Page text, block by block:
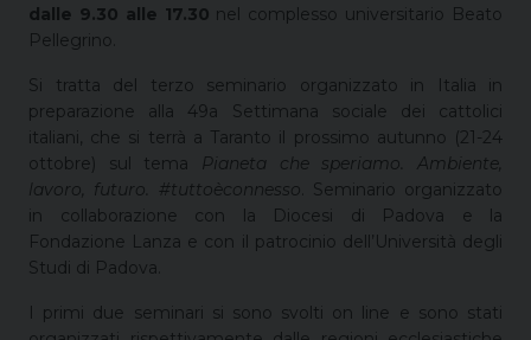
dalle 9.30 alle 17.30 nel complesso universitario Beato
Pellegrino.
Si tratta del terzo seminario organizzato in Italia in
preparazione alla 49a Settimana sociale dei cattolici
italiani, che si terrà a Taranto il prossimo autunno (21-24
ottobre) sul tema Pianeta che speriamo. Ambiente,
lavoro, futuro. #tuttoèconnesso . Seminario organizzato
in collaborazione con la Diocesi di Padova e la
Fondazione Lanza e con il patrocinio dell’Università degli
Studi di Padova.
I primi due seminari si sono svolti on line e sono stati